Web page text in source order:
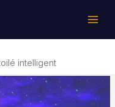
intelligent